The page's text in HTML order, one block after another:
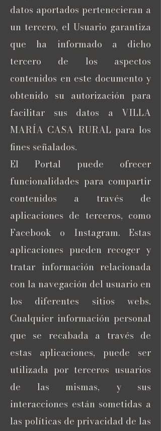
datos aportados pertenecieran a
un tercero, el Usuario garantiza
que ha informado a dicho
tercero de los aspectos
contenidos en este documento y
obtenido su autorización para
facilitar sus datos a VILLA
MARÍA CASA RURAL para los
fines señalados.
El Portal puede ofrecer
funcionalidades para compartir
contenidos a través de
aplicaciones de terceros, como
Facebook o Instagram. Estas
aplicaciones pueden recoger y
tratar información relacionada
con la navegación del usuario en
los diferentes sitios webs.
Cualquier información personal
que se recabada a través de
estas aplicaciones, puede ser
utilizada por terceros usuarios
de las mismas, y sus
interacciones están sometidas a
las políticas de privacidad de las